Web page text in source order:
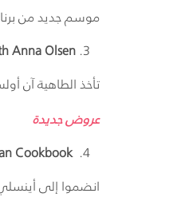
موسم جديد من
Anna Olsen
تأخذ الطاهية آن
عروض جديدة
Cookbook
انضموا إلى